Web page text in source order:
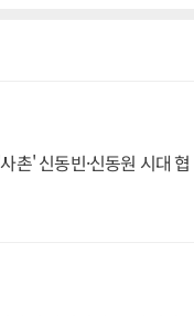
촌' 신동빈·신동원 시대 협